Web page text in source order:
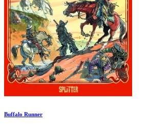
Buffalo Runner